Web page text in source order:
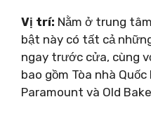
Vị trí: Nằm ở trung
bật này có tất cả
ngay trước cửa, cùng
bao gồm Tòa nhà
Paramount và Old